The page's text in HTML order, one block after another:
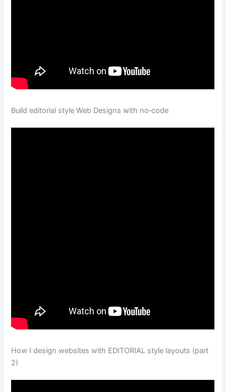
Build editorial style Web Designs with no‑code
How I design websites with EDITORIAL style layouts (part
2)